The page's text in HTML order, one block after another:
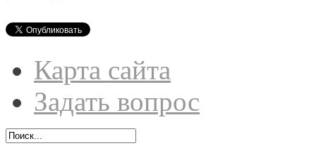
Карта сайта
Задать вопрос